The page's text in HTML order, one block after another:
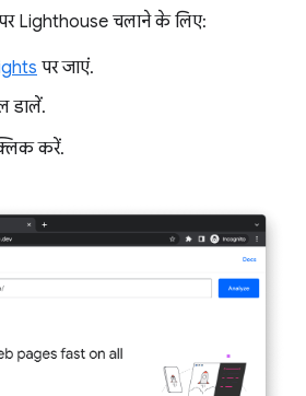
Lighthouse चलाने के लिए:
पर जाएं.
डालें.
करें.